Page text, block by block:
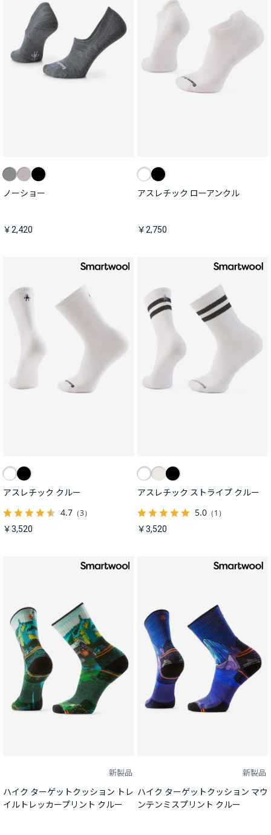
ノーショー
￥2,420
アスレチック ローアンクル
￥2,750
アスレチック クルー
4.7 （3）
￥3,520
アスレチック ストライプ クルー
5.0（1）
￥3,520
新製品
ハイク ターゲットクッション トレ
イルトレッカープリント クルー
新製品
ハイク ターゲットクッション マウ
ンテンミスプリント クルー